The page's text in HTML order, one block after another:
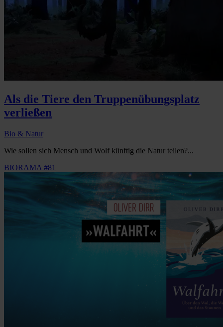
Als die Tiere den Truppenübungsplatz
verließen
Bio & Natur
Wie sollen sich Mensch und Wolf künftig die Natur teilen?...
BIORAMA #81